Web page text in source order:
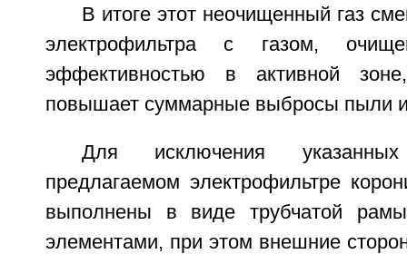
В итоге этот неочищенный газ
электрофильтра с газом,
эффективностью в активной
повышает суммарные выбросы пыли
Для исключения
предлагаемом электрофильтре
выполнены в виде трубчатой
элементами, при этом внешние